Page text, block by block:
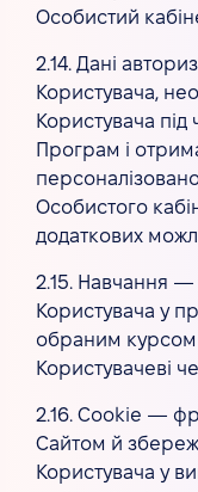
Особистий
2.14. Дані
Користувача,
Користувача
Програм і
Особистого
додаткових
2.15. Навчання —
Користувача у
обраним курсом
Користувачеві
2.16. Cookie —
Сайтом й
Користувача у